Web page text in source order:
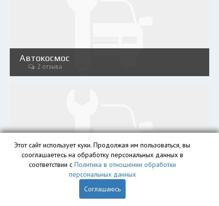
Автокосмос
2 отзыва
Авторазборка на Фучика 14
10 отзывов
Этот сайт использует куки. Продолжая им пользоваться, вы
сооглашаетесь на обработку персональных данных в
соответствии с Политика в отношении обработки
персональных данных
Соглашаюсь